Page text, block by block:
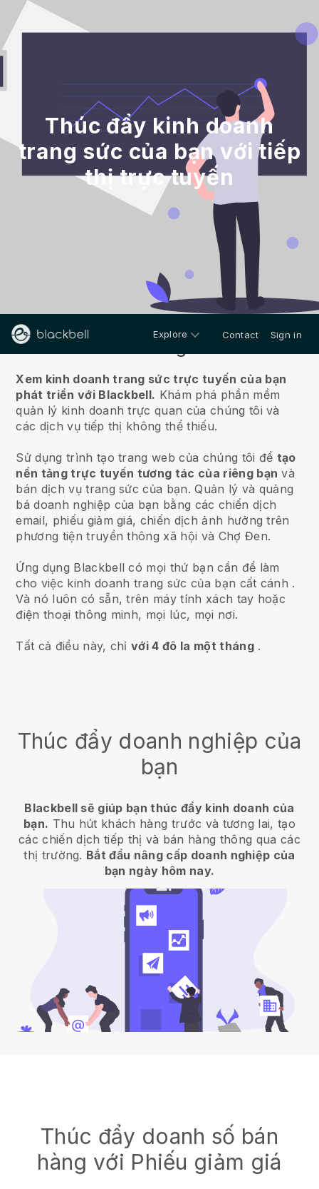
Thúc đẩy kinh doanh
trang sức của bạn với tiếp
thị trực tuyến
Explore Contact Sign in
Xem kinh doanh trang sức trực tuyến của bạn
phát triển với Blackbell. Khám phá phần mềm
quản lý kinh doanh trực quan của chúng tôi và
các dịch vụ tiếp thị không thể thiếu.
Sử dụng trình tạo trang web của chúng tôi để tạo
nền tảng trực tuyến tương tác của riêng bạn và
bán dịch vụ trang sức của bạn. Quản lý và quảng
bá doanh nghiệp của bạn bằng các chiến dịch
email, phiếu giảm giá, chiến dịch ảnh hưởng trên
phương tiện truyền thông xã hội và Chợ Đen.
Ứng dụng Blackbell có mọi thứ bạn cần để làm
cho việc kinh doanh trang sức của bạn cất cánh .
Và nó luôn có sẵn, trên máy tính xách tay hoặc
điện thoại thông minh, mọi lúc, mọi nơi.
Tất cả điều này, chỉvới 4 đô la một tháng.
Thúc đẩy doanh nghiệp của
bạn
Blackbell sẽ giúp bạn thúc đẩy kinh doanh của
bạn. Thu hút khách hàng trước và tương lai, tạo
các chiến dịch tiếp thị và bán hàng thông qua các
thị trường. Bắt đầu nâng cấp doanh nghiệp của
bạn ngày hôm nay.
Thúc đẩy doanh số bán
hàng với Phiếu giảm giá